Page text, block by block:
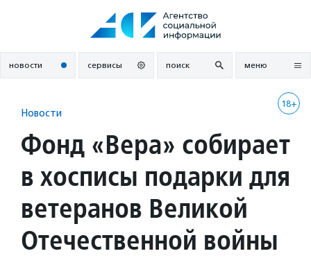
новости сервисы поиск меню
18+
Новости
Фонд «Вера» собирает
в хосписы подарки для
ветеранов Великой
Отечественной войны